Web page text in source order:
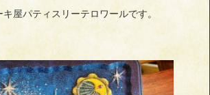
屋パティスリーテロワールです。